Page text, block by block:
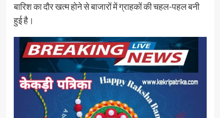
बारिश का दौर खत्म होने से बाजारों में ग्राहकों की चहल-पहल बनी
हुई है।